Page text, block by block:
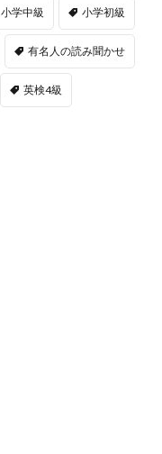
小学中級 小学初級
有名人の読み聞かせ
英検4級